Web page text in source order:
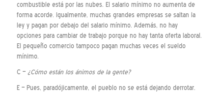
combustible está por las nubes. El salario mínimo no aumenta de
forma acorde. Igualmente, muchas grandes empresas se saltan la
ley y pagan por debajo del salario mínimo. Además, no hay
opciones para cambiar de trabajo porque no hay tanta oferta laboral.
El pequeño comercio tampoco pagan muchas veces el sueldo
mínimo.
C – ¿Cómo están los ánimos de la gente?
E – Pues, paradójicamente, el pueblo no se está dejando derrotar.